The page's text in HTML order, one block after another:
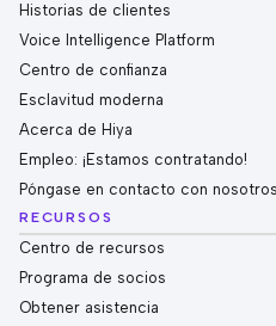
Historias de clientes
Voice Intelligence Platform
Centro de confianza
Esclavitud moderna
Acerca de Hiya
Empleo: ¡Estamos contratando!
Póngase en contacto con nosotros
RECURSOS
Centro de recursos
Programa de socios
Obtener asistencia